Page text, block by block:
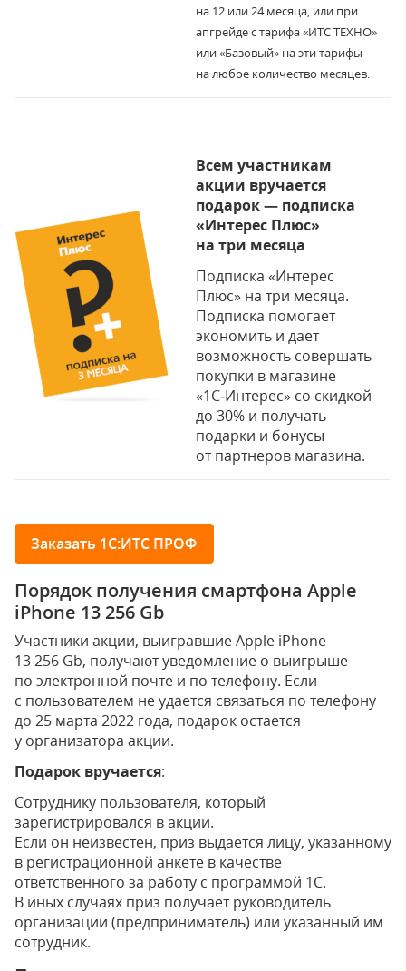
на 12 или 24 месяца, или при
апгрейде с тарифа «ИТС ТЕХНО»
или «Базовый» на эти тарифы
на любое количество месяцев.
Всем участникам
акции вручается
подарок — подписка
«Интерес Плюс»
на три месяца
Подписка «Интерес
Плюс» на три месяца.
Подписка помогает
экономить и дает
возможность совершать
покупки в магазине
«1С‑Интерес» со скидкой
до 30% и получать
подарки и бонусы
от партнеров магазина.
Заказать 1С:ИТС ПРОФ
Порядок получения смартфона Apple
iPhone 13 256 Gb
Участники акции, выигравшие Apple iPhone
13 256 Gb, получают уведомление о выигрыше
по электронной почте и по телефону. Если
с пользователем не удается связаться по телефону
до 25 марта 2022 года, подарок остается
у организатора акции.
Подарок вручается:
Сотруднику пользователя, который
зарегистрировался в акции.
Если он неизвестен, приз выдается лицу, указанному
в регистрационной анкете в качестве
ответственного за работу с программой 1С.
В иных случаях приз получает руководитель
организации (предприниматель) или указанный им
сотрудник.